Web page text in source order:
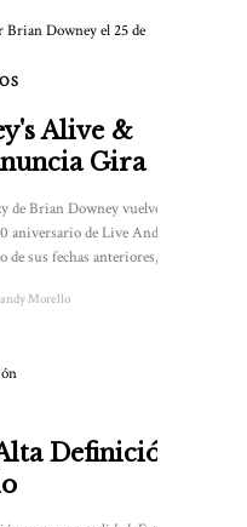
Alive &
Gira
Brian Downey vuelve a la
aniversario de Live And
sus fechas anteriores, el ...
Morello
Definición